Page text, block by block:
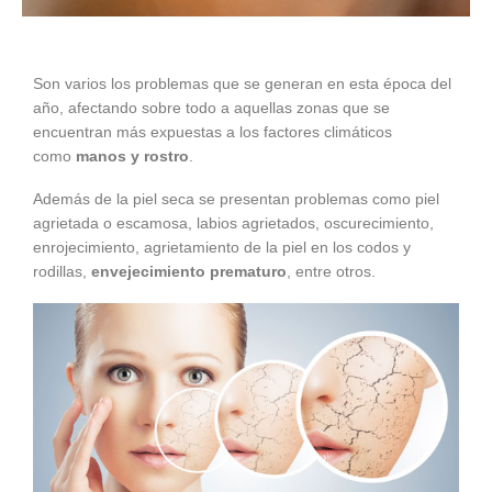
Son varios los problemas que se generan en esta época del
año, afectando sobre todo a aquellas zonas que se
encuentran más expuestas a los factores climáticos
como manos y rostro
Además de la piel seca se presentan problemas como piel
agrietada o escamosa, labios agrietados, oscurecimiento,
enrojecimiento, agrietamiento de la piel en los codos y
rodillas, envejecimiento prematuro, entre otros.